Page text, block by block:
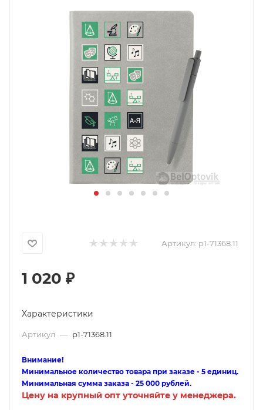
Артикул: p1-71368.11
1 020 ₽
Характеристики
Артикул — p1-71368.11
Внимание!
Минимальное количество товара при заказе - 5 единиц.
Минимальная сумма заказа - 25 000 рублей.
Цену на крупный опт уточняйте у менеджера.